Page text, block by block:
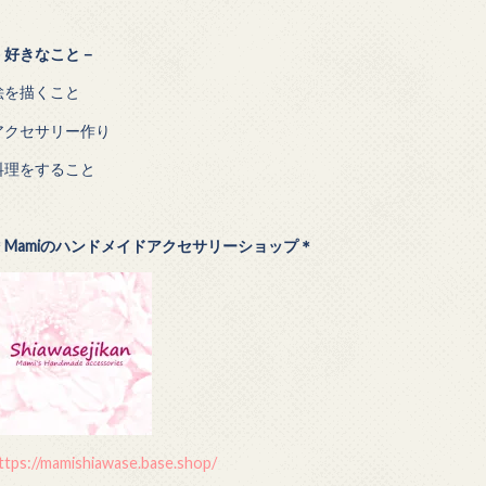
好きなこと－
を描くこと
クセサリー作り
理をすること
Mamiのハンドメイドアクセサリーショップ＊
mamishiawase.base.shop/